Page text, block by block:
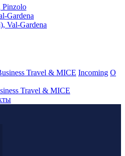
Pinzolo
Gardena
Val-Gardena
Travel & MICE Incoming О
Travel & MICE